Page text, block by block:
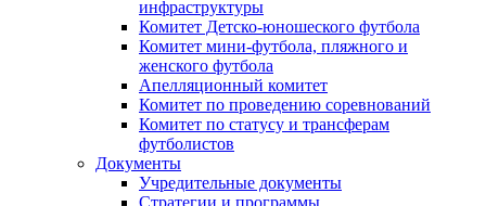
инфраструктуры
Комитет Детско-юношеского футбола
Комитет мини-футбола, пляжного и
женского футбола
Апелляционный комитет
Комитет по проведению соревнований
Комитет по статусу и трансферам
футболистов
Документы
Учредительные документы
Стратегии и программы